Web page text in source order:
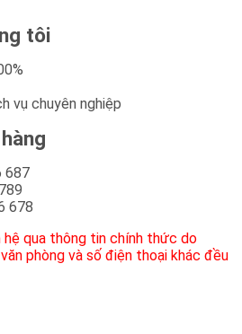
tôi
vụ chuyên nghiệp
687
678
hệ qua thông tin chính thức do
phòng và số điện thoại khác đều